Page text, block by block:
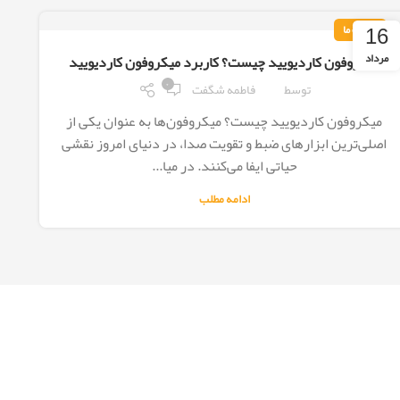
16
مرداد
مقالات ما
میکروفون کاردیویید چیست؟ کاربرد میکروفون کاردیویید
توسط فاطمه شگفت ۰
میکروفون کاردیویید چیست؟ میکروفون‌ها به عنوان یکی از
اصلی‌ترین ابزارهای ضبط و تقویت صدا، در دنیای امروز نقشی
حیاتی ایفا می‌کنند. در میا...
ادامه مطلب